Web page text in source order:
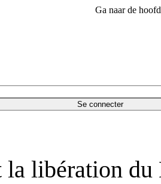
Ga naar de
Se connecter
libération